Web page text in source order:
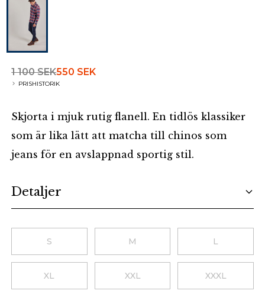
1 100 SEK550 SEK
PRISHISTORIK
Skjorta i mjuk rutig flanell. En tidlös klassiker
som är lika lätt att matcha till chinos som
jeans för en avslappnad sportig stil.
Detaljer
S M L
XL XXL XXXL